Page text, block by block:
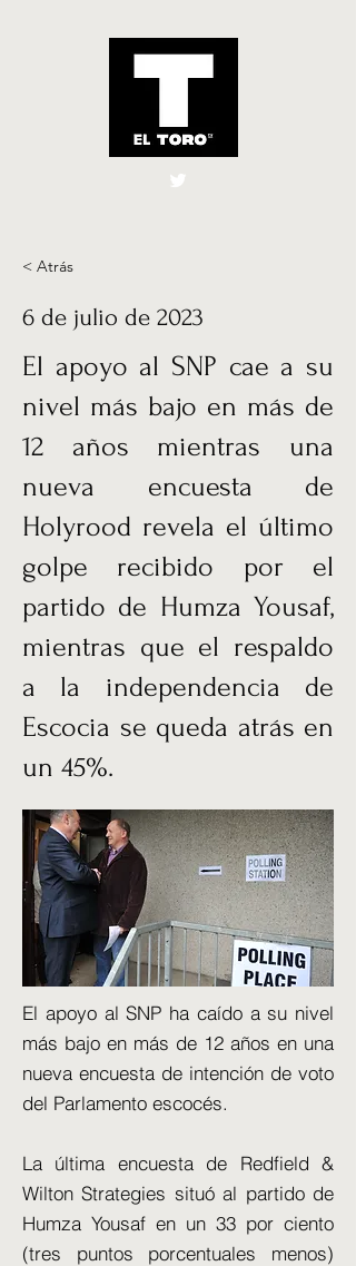
El Toro España
< Atrás
6 de julio de 2023
El apoyo al SNP cae a su
nivel más bajo en más de
12 años mientras una
nueva encuesta de
Holyrood revela el último
golpe recibido por el
partido de Humza Yousaf,
mientras que el respaldo
a la independencia de
Escocia se queda atrás en
un 45%.
El apoyo al SNP ha caído a su nivel
más bajo en más de 12 años en una
nueva encuesta de intención de voto
del Parlamento escocés.
La última encuesta de Redfield &
Wilton Strategies situó al partido de
Humza Yousaf en un 33 por ciento
(tres puntos porcentuales menos)